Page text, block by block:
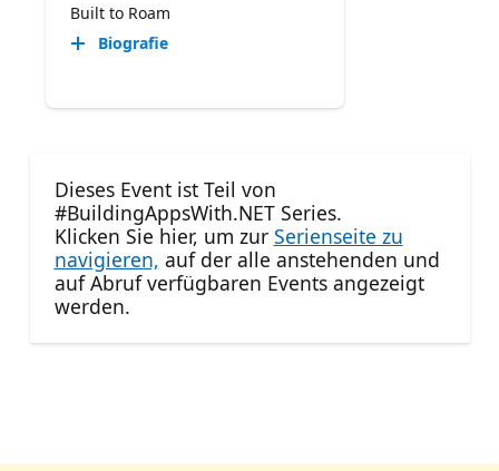
Built to Roam
Biografie
Dieses Event ist Teil von
#BuildingAppsWith.NET Series.
Klicken Sie hier, um zur Serienseite zu
navigieren, auf der alle anstehenden und
auf Abruf verfügbaren Events angezeigt
werden.